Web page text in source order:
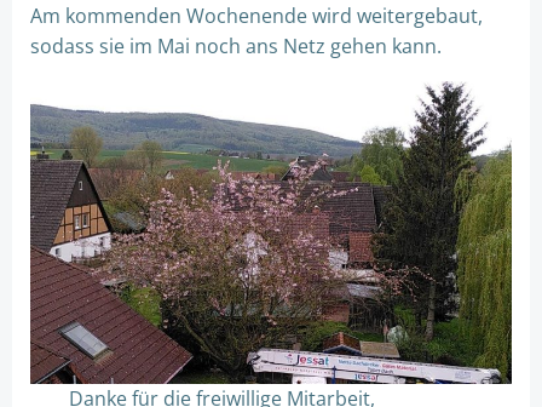
Am kommenden Wochenende wird weitergebaut,
sodass sie im Mai noch ans Netz gehen kann.
Danke für die freiwillige Mitarbeit,